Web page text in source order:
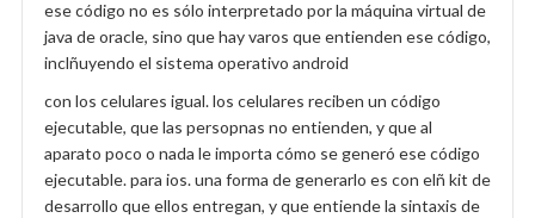
ese código no es sólo interpretado por la máquina virtual de
java de oracle, sino que hay varos que entienden ese código,
inclñuyendo el sistema operativo android
con los celulares igual. los celulares reciben un código
ejecutable, que las persopnas no entienden, y que al
aparato poco o nada le importa cómo se generó ese código
ejecutable. para ios. una forma de generarlo es con elñ kit de
desarrollo que ellos entregan, y que entiende la sintaxis de